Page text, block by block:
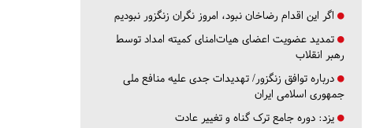
اگر این اقدام رضاخان نبود، امروز نگران زنگزور نبودیم
تمدید عضویت اعضای هیات‌امنای کمیته امداد توسط
رهبر انقلاب
درباره توافق زنگزور/ تهدیدات جدی علیه منافع ملی
جمهوری اسلامی ایران
یزد: دوره جامع ترک گناه و تغییر عادت